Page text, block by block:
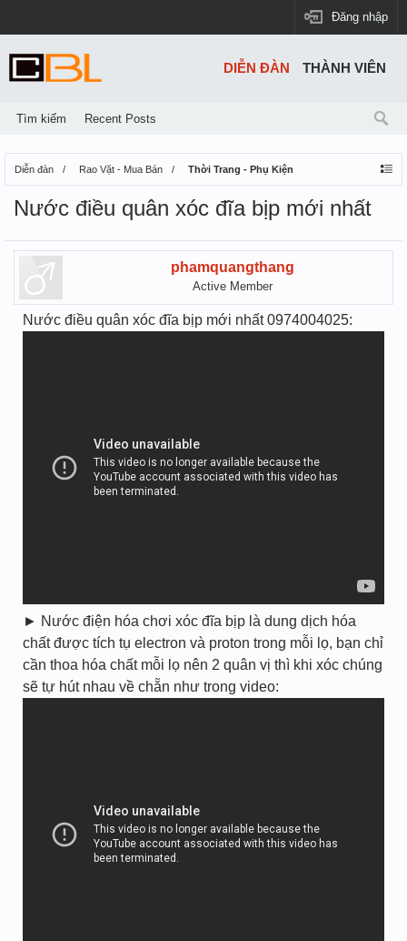
Đăng nhập
Diễn đàn Rao Vặt - Mua Bán Thời Trang - Phụ Kiện
Nước điều quân xóc đĩa bịp mới nhất
phamquangthang
Active Member
Nước điều quân xóc đĩa bịp mới nhất 0974004025:
► Nước điện hóa chơi xóc đĩa bịp là dung dịch hóa
chất được tích tụ electron và proton trong mỗi lọ, bạn chỉ
cần thoa hóa chất mỗi lọ nên 2 quân vị thì khi xóc chúng
sẽ tự hút nhau về chẵn như trong video:
DIỄN ĐÀN
Tìm kiếm Recent Posts
THÀNH VIÊN